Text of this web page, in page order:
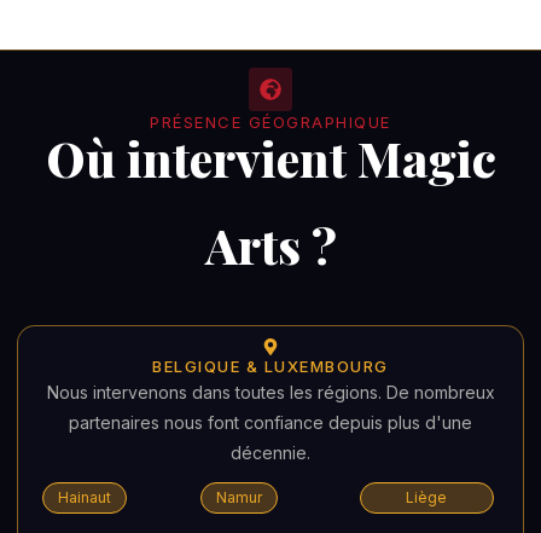
PRÉSENCE GÉOGRAPHIQUE
Où intervient Magic
Arts ?
BELGIQUE & LUXEMBOURG
Nous intervenons dans toutes les régions. De nombreux
partenaires nous font confiance depuis plus d'une
décennie.
Hainaut Namur Liège